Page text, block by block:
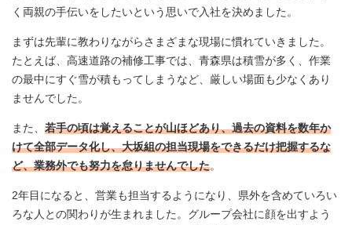
く両親の手伝いをしたいという思いで入社を決めました。
まずは先輩に教わりながらさまざまな現場に慣れていきました。
たとえば、高速道路の補修工事では、青森県は積雪が多く、作業
の最中にすぐ雪が積もってしまうなど、厳しい場面も少なくあり
ませんでした。
また、 若手の頃は覚えることが山ほどあり、過去の資料を数年か
けて全部データ化し、大坂組の担当現場をできるだけ把握するな
ど、業務外でも努力を怠りませんでした。
2年目になると、営業も担当するようになり、県外を含めていろい
ろな人との関わりが生まれました。グループ会社に顔を出すよう